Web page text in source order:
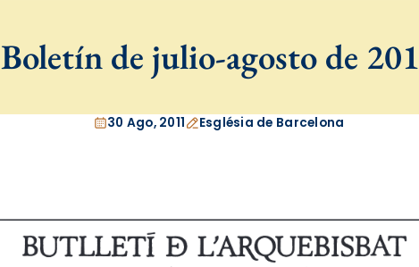
Boletín de julio-agosto de
30 Ago, 2011 Església de Barcelona